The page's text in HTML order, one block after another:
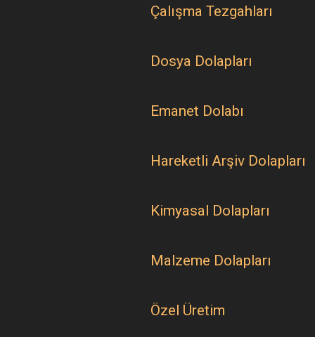
Çalışma Tezgahları
Dosya Dolapları
Emanet Dolabı
Hareketli Arşiv Dolapları
Kimyasal Dolapları
Malzeme Dolapları
Özel Üretim